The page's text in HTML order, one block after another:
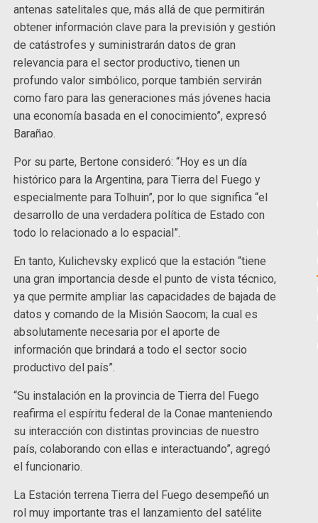
antenas satelitales que, más allá de que permitirán
obtener información clave para la previsión y gestión
de catástrofes y suministrarán datos de gran
relevancia para el sector productivo, tienen un
profundo valor simbólico, porque también servirán
como faro para las generaciones más jóvenes hacia
una economía basada en el conocimiento”, expresó
Barañao.
Por su parte, Bertone consideró: “Hoy es un día
histórico para la Argentina, para Tierra del Fuego y
especialmente para Tolhuin”, por lo que significa “el
desarrollo de una verdadera política de Estado con
todo lo relacionado a lo espacial”.
En tanto, Kulichevsky explicó que la estación “tiene
una gran importancia desde el punto de vista técnico,
ya que permite ampliar las capacidades de bajada de
datos y comando de la Misión Saocom; la cual es
absolutamente necesaria por el aporte de
información que brindará a todo el sector socio
productivo del país”.
“Su instalación en la provincia de Tierra del Fuego
reafirma el espíritu federal de la Conae manteniendo
su interacción con distintas provincias de nuestro
país, colaborando con ellas e interactuando”, agregó
el funcionario.
La Estación terrena Tierra del Fuego desempeñó un
rol muy importante tras el lanzamiento del satélite